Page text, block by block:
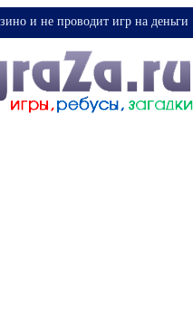
и не проводит игр на деньги